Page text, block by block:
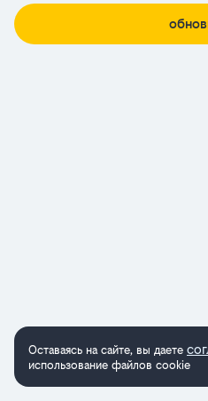
Оставаясь на сайте, вы даете
использование файлов cookie